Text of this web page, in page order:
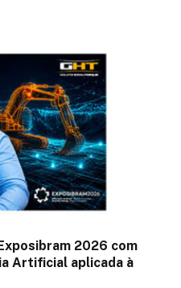
2026 com
Artificial aplicada à